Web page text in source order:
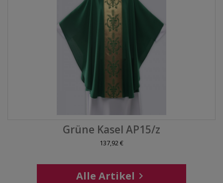
Grüne Kasel AP15/z
137,92 €
Alle Artikel 